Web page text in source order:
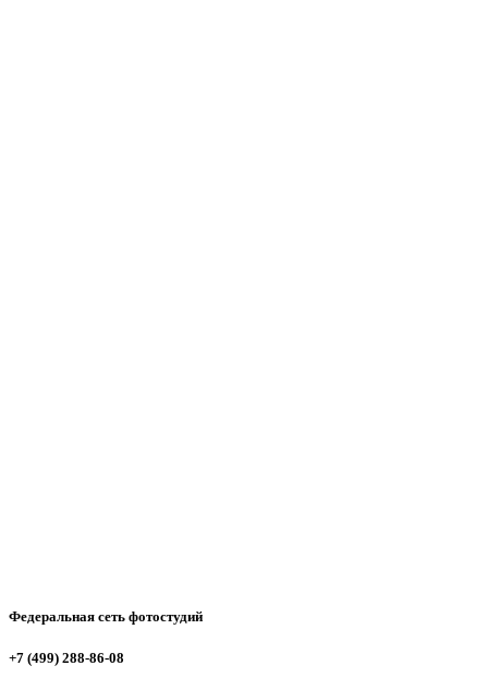
Федеральная сеть фотостудий
+7 (499) 288-86-08